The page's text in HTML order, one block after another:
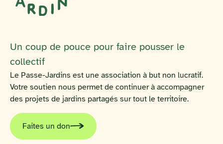
Un coup de pouce pour faire pousser le
collectif
Le Passe-Jardins est une association à but non lucratif.
Votre soutien nous permet de continuer à accompagner
des projets de jardins partagés sur tout le territoire.
Faites un don